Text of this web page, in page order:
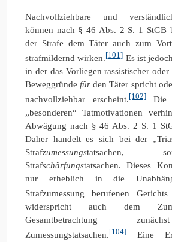
Nachvollziehbare und
können nach § 46 Abs. 2 S. 1 StGB
der Strafe dem Täter auch zum
strafmildernd wirken.[101] Es ist
in der das Vorliegen rassistischer
Beweggründefür den Täter spricht
nachvollziehbar erscheint.[102]
Die
„besonderen“ Tatmotivationen
Abwägung nach § 46 Abs. 2 S. 1
Daher handelt es sich bei der
Strafzumessungstatsachen,
Strafschärfungstatsachen. Dieses
nur erheblich in die
Strafzumessung berufenen
widerspricht auch dem
Gesamtbetrachtung
Zumessungstatsachen.[104] Eine